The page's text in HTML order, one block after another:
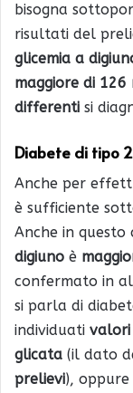
bisogna
risultati del
glicemia a
maggiore di 126
differenti si
Diabete di tipo 2
Anche per
è sufficiente
Anche in questo
digiuno è
confermato in
si parla di
individuati valori
glicata (il dato
prelievi), oppure